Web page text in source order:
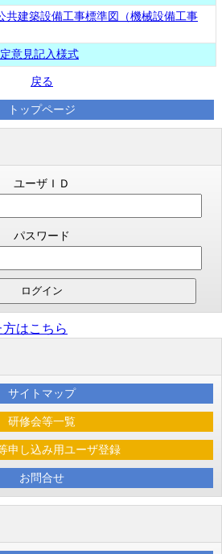
共建築設備工事標準図（機械設備工事
意見記入様式
戻る
トップページ
ユーザＩＤ
パスワード
方はこちら
サイトマップ
研修会等一覧
申し込み用ユーザ登録
お問合せ